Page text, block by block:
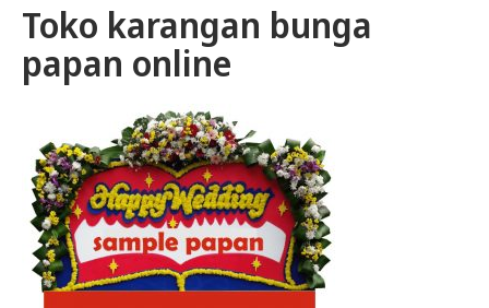
Toko karangan bunga
papan online